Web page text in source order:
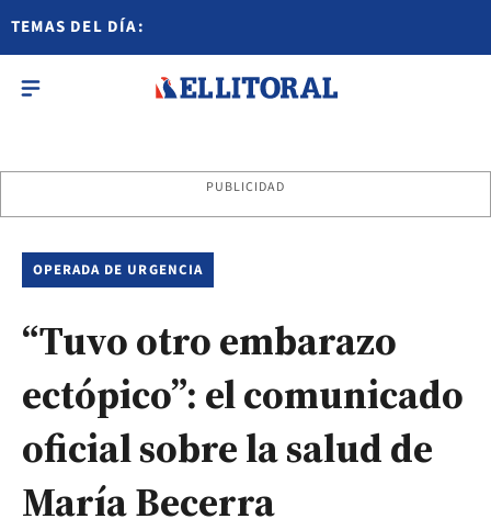
TEMAS DEL DÍA:
PUBLICIDAD
OPERADA DE URGENCIA
“Tuvo otro embarazo
ectópico”: el comunicado
oficial sobre la salud de
María Becerra